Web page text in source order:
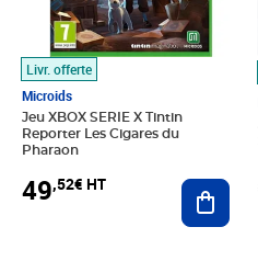
Livr. offerte
Microids
Jeu XBOX SERIE X Tintin
Reporter Les Cigares du
Pharaon
49,52€ HT